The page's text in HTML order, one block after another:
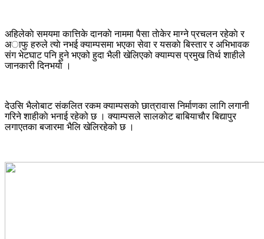
अहिलेकाे समयमा कात्तिके दानकाे नाममा पैसा ताेकेर माग्ने प्रचलन रहेकाे र
अाफु हरुले त्याे नभई क्याम्पसमा भएका सेवा र यसकाे बिस्तार र अभिभावक
संग भेटघाट पनि हुने भएको हुदा भैली खेलिएकाे क्याम्पस प्रमुख तिर्थ शाहीले
जानकारी दिनभयाे ।
देउसि भैलाेबाट संकलित रकम क्याम्पसकाे छात्रावास निर्माणका लागि लगानी
गरिने शाहीकाे भनाई रहेको छ । क्याम्पसले सालकाेट बाबियाचाैर बिद्यापुर
लगाएतका बजारमा भैलि खेलिरहेको छ ।